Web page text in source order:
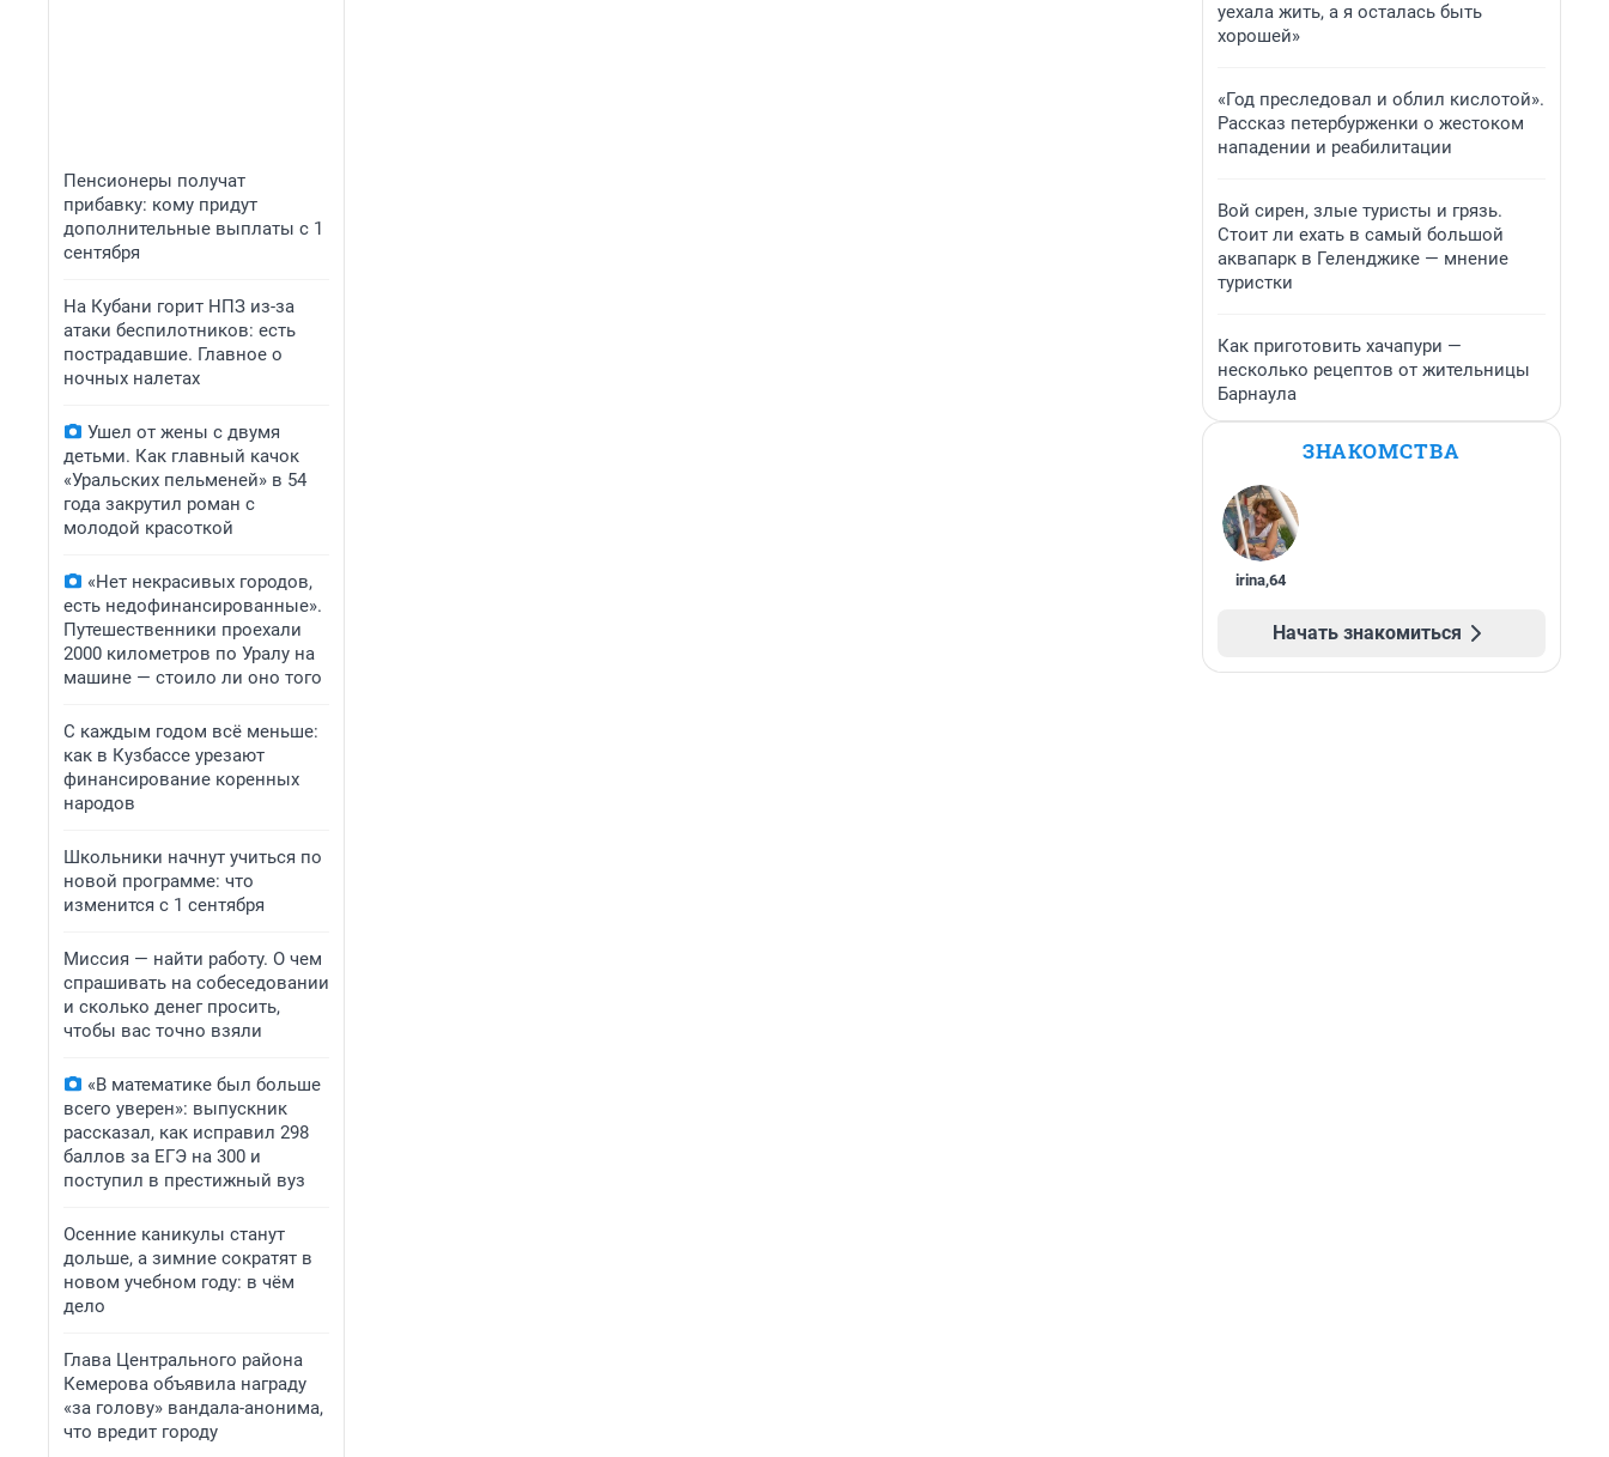
Пенсионеры получат
прибавку: кому придут
дополнительные выплаты с 1
сентября
На Кубани горит НПЗ из-за
атаки беспилотников: есть
пострадавшие. Главное о
ночных налетах
Ушел от жены с двумя
детьми. Как главный качок
«Уральских пельменей» в 54
года закрутил роман с
молодой красоткой
«Нет некрасивых городов,
есть недофинансированные».
Путешественники проехали
2000 километров по Уралу на
машине — стоило ли оно того
С каждым годом всё меньше:
как в Кузбассе урезают
финансирование коренных
народов
Школьники начнут учиться по
новой программе: что
изменится с 1 сентября
Миссия — найти работу. О чем
спрашивать на собеседовании
и сколько денег просить,
чтобы вас точно взяли
«В математике был больше
всего уверен»: выпускник
рассказал, как исправил 298
баллов за ЕГЭ на 300 и
поступил в престижный вуз
Осенние каникулы станут
дольше, а зимние сократят в
новом учебном году: в чём
дело
Глава Центрального района
Кемерова объявила награду
«за голову» вандала-анонима,
что вредит городу
уехала жить, а я осталась быть
хорошей»
«Год преследовал и облил кислотой».
Рассказ петербурженки о жестоком
нападении и реабилитации
Вой сирен, злые туристы и грязь.
Стоит ли ехать в самый большой
аквапарк в Геленджике — мнение
туристки
Как приготовить хачапури —
несколько рецептов от жительницы
Барнаула
ЗНАКОМСТВА
irina,64
Начать знакомиться